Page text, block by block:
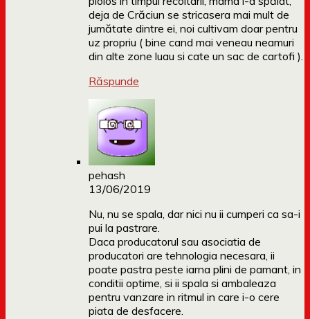
deja de Crăciun se stricasera mai mult de
jumătate dintre ei, noi cultivam doar pentru
uz propriu ( bine cand mai veneau neamuri
din alte zone luau si cate un sac de cartofi ).
Răspunde
pehash
13/06/2019
Nu, nu se spala, dar nici nu ii cumperi ca sa-i
pui la pastrare.
Daca producatorul sau asociatia de
producatori are tehnologia necesara, ii
poate pastra peste iarna plini de pamant, in
conditii optime, si ii spala si ambaleaza
pentru vanzare in ritmul in care i-o cere
piata de desfacere.